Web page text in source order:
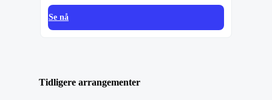
Se nå
Tidligere arrangementer